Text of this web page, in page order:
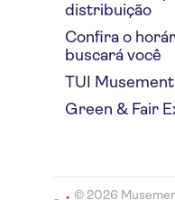
distribuição
Confira o
buscará você
TUI
Green & Fair
© 2026